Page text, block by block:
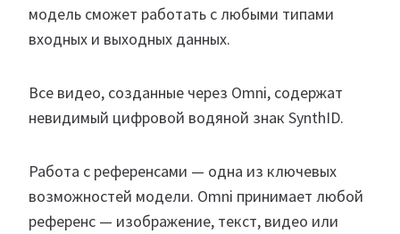
модель сможет работать с любыми типами
входных и выходных данных.
Все видео, созданные через Omni, содержат
невидимый цифровой водяной знак SynthID.
Работа с референсами — одна из ключевых
возможностей модели. Omni принимает любой
референс — изображение, текст, видео или